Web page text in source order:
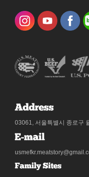
03061, 서울특별시 종로구